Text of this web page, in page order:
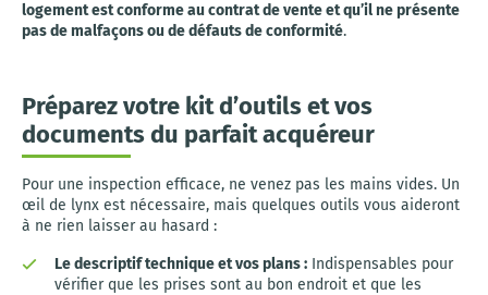
logement est conforme au contrat de vente et qu’il ne présente
pas de malfaçons ou de défauts de conformité.
Préparez votre kit d’outils et vos
documents du parfait acquéreur
Pour une inspection efficace, ne venez pas les mains vides. Un
œil de lynx est nécessaire, mais quelques outils vous aideront
à ne rien laisser au hasard :
Le descriptif technique et vos plans : Indispensables pour
vérifier que les prises sont au bon endroit et que les